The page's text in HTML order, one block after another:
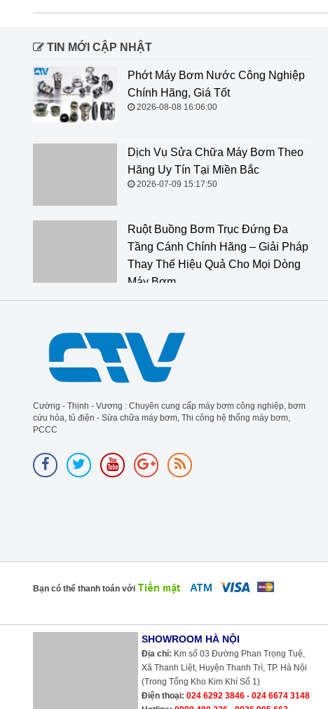
TIN MỚI CẬP NHẬT
Phớt Máy Bơm Nước Công Nghiệp
Chính Hãng, Giá Tốt
2026-08-08 16:06:00
Dịch Vụ Sửa Chữa Máy Bơm Theo
Hãng Uy Tín Tại Miền Bắc
2026-07-09 15:17:50
Ruột Buồng Bơm Trục Đứng Đa
Tầng Cánh Chính Hãng – Giải Pháp
Thay Thế Hiệu Quả Cho Mọi Dòng
Máy Bơm
Cường - Thịnh - Vương : Chuyên cung cấp máy bơm công nghiệp, bơm
cứu hỏa, tủ điện - Sửa chữa máy bơm, Thi công hệ thống máy bơm,
PCCC
Bạn có thể thanh toán với
SHOWROOM HÀ NỘI
Địa chỉ: Km số 03 Đường Phan Trọng Tuệ,
Xã Thanh Liệt, Huyện Thanh Trì, TP. Hà Nội
(Trong Tổng Kho Kim Khí Số 1)
Điện thoại: 024 6292 3846 - 024 6674 3148